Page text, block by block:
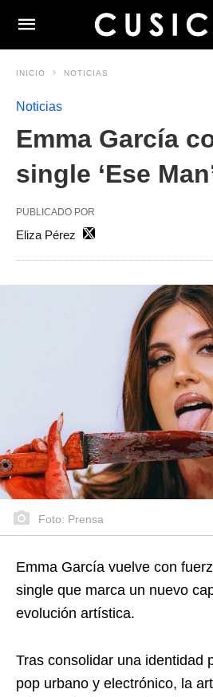
INICIO NOTICIAS
Noticias
Emma García
single ‘Ese
PUBLICADO POR
Eliza Pérez
Foto: Prensa
Emma García vuelve con
single que marca un nuevo
evolución artística.
Tras consolidar una identidad
pop urbano y electrónico, la